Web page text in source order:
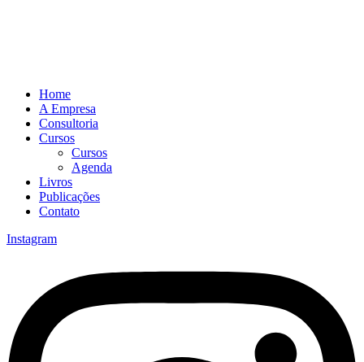
Home
A Empresa
Consultoria
Cursos
Cursos
Agenda
Livros
Publicações
Contato
Instagram